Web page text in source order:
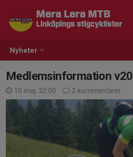
Nyheter
Mera Lera MTB
Linköpings stigcyklister
Medlemsinformation v20
10 maj, 22:00 2 kommentarer